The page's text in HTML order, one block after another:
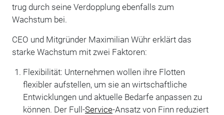
trug durch seine Verdopplung ebenfalls zum
Wachstum bei.
CEO und Mitgründer Maximilian Wühr erklärt das
starke Wachstum mit zwei Faktoren:
Flexibilität: Unternehmen wollen ihre Flotten
flexibler aufstellen, um sie an wirtschaftliche
Entwicklungen und aktuelle Bedarfe anpassen zu
können. Der Full-Service-Ansatz von Finn reduziert